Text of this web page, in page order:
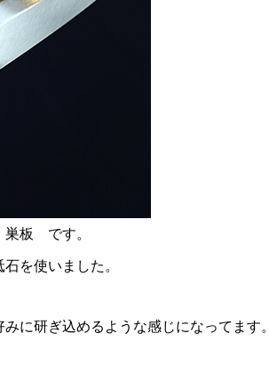
板 です。
を使いました。
に研ぎ込めるような感じになってます。